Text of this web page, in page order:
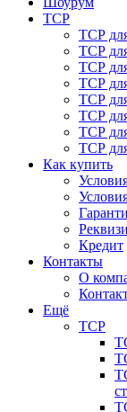
ТСР
ТСР
ТСР
ТСР
ТСР
ТСР
ТСР
ТСР
ТСР
Как купить
Кредит
Контакты
О
Ещё
ТСР